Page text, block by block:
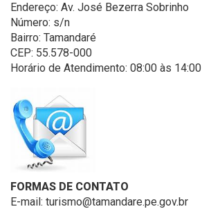
Endereço: Av. José Bezerra Sobrinho
Número: s/n
Bairro: Tamandaré
CEP: 55.578-000
Horário de Atendimento: 08:00 às 14:00
FORMAS DE CONTATO
E-mail: turismo@tamandare.pe.gov.br